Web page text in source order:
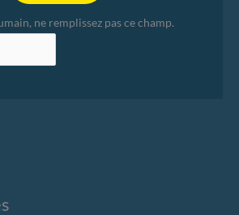
ne remplissez pas ce champ.